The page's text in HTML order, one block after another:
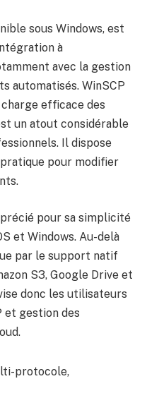
sous Windows, est
à
avec la gestion
automatisés. WinSCP
efficace des
un atout considérable
Il dispose
pour modifier
pour sa simplicité
et Windows. Au-delà
par le support natif
S3, Google Drive et
donc les utilisateurs
gestion des
protocole,